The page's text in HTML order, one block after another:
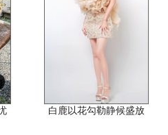
白鹿以花勾勒静候盛放